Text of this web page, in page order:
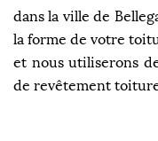
dans la ville de
la forme de votre
et nous utiliserons
de revêtement